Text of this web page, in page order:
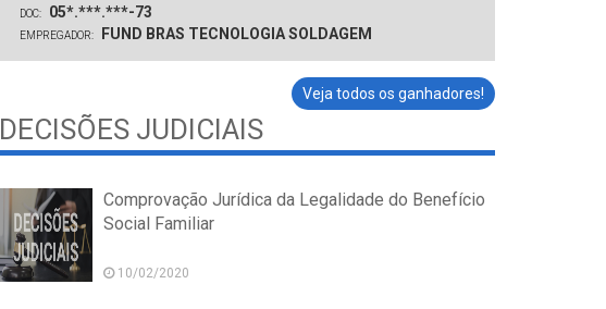
DOC: 05*.***.***-73
EMPREGADOR: FUND BRAS TECNOLOGIA SOLDAGEM
Veja todos os ganhadores!
DECISÕES JUDICIAIS
Comprovação Jurídica da Legalidade do Benefício
Social Familiar
10/02/2020